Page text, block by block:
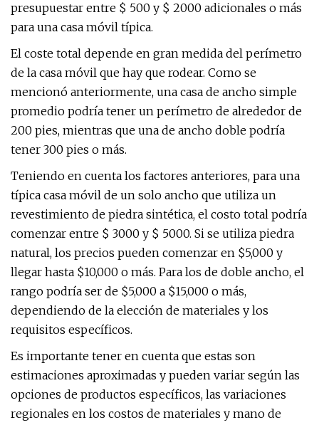
presupuestar entre $ 500 y $ 2000 adicionales o más
para una casa móvil típica.
El coste total depende en gran medida del perímetro
de la casa móvil que hay que rodear. Como se
mencionó anteriormente, una casa de ancho simple
promedio podría tener un perímetro de alrededor de
200 pies, mientras que una de ancho doble podría
tener 300 pies o más.
Teniendo en cuenta los factores anteriores, para una
típica casa móvil de un solo ancho que utiliza un
revestimiento de piedra sintética, el costo total podría
comenzar entre $ 3000 y $ 5000. Si se utiliza piedra
natural, los precios pueden comenzar en $5,000 y
llegar hasta $10,000 o más. Para los de doble ancho, el
rango podría ser de $5,000 a $15,000 o más,
dependiendo de la elección de materiales y los
requisitos específicos.
Es importante tener en cuenta que estas son
estimaciones aproximadas y pueden variar según las
opciones de productos específicos, las variaciones
regionales en los costos de materiales y mano de